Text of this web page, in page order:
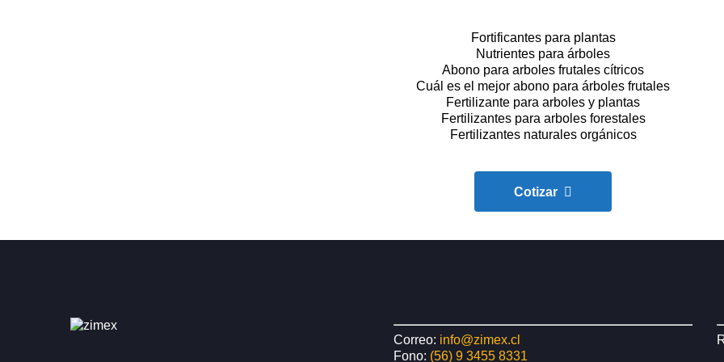
Fortificantes para plantas
Nutrientes para árboles
Abono para arboles frutales cítricos
Cuál es el mejor abono para árboles frutales
Fertilizante para arboles y plantas
Fertilizantes para arboles forestales
Fertilizantes naturales orgánicos
Cotizar
Correo: info@zimex.cl
Fono: (56) 9 3455 8331